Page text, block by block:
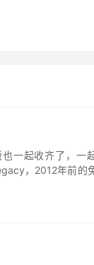
一起收齐了，
，2012年前的